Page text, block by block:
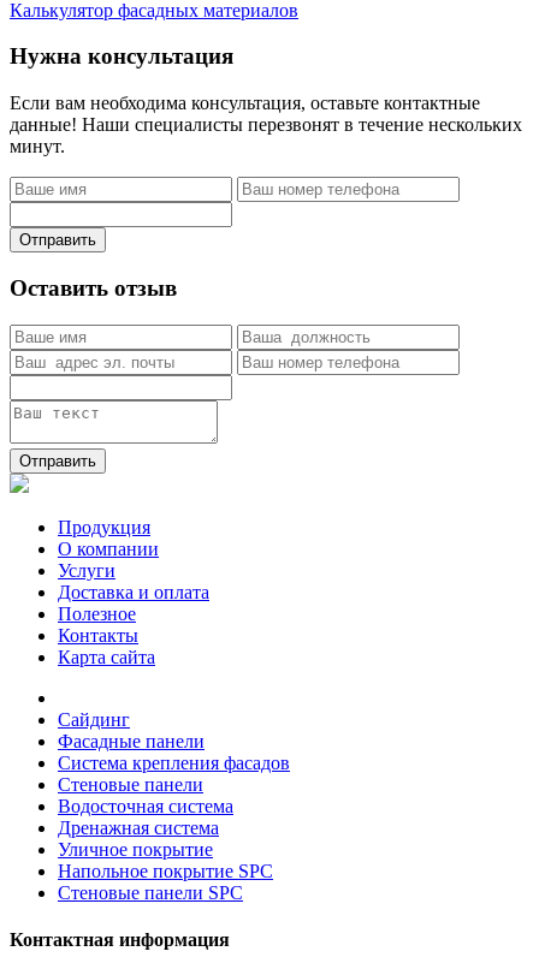
Калькулятор фасадных материалов
Нужна консультация
Если вам необходима консультация, оставьте контактные
данные! Наши специалисты перезвонят в течение нескольких
минут.
Отправить
Оставить отзыв
Отправить
Продукция
О компании
Услуги
Доставка и оплата
Полезное
Контакты
Карта сайта
Сайдинг
Фасадные панели
Система крепления фасадов
Стеновые панели
Водосточная система
Дренажная система
Уличное покрытие
Напольное покрытие SPC
Стеновые панели SPC
Контактная информация